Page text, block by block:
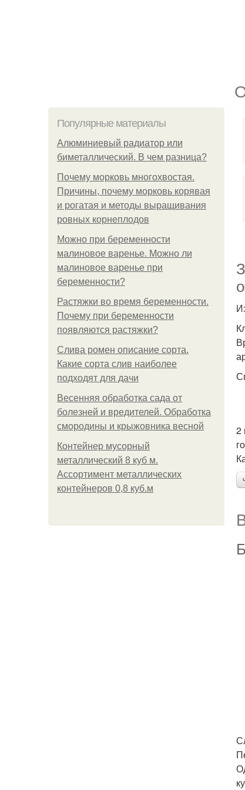
Популярные материалы
Алюминиевый радиатор или
биметаллический. В чем разница?
Почему морковь многохвостая.
Причины, почему морковь корявая
и рогатая и методы выращивания
ровных корнеплодов
Можно при беременности
малиновое варенье. Можно ли
малиновое варенье при
беременности?
Растяжки во время беременности.
Почему при беременности
появляются растяжки?
Слива ромен описание сорта.
Какие сорта слив наиболее
подходят для дачи
Весенняя обработка сада от
болезней и вредителей. Обработка
смородины и крыжовника весной
Контейнер мусорный
металлический 8 куб м.
Ассортимент металлических
контейнеров 0,8 куб.м
2